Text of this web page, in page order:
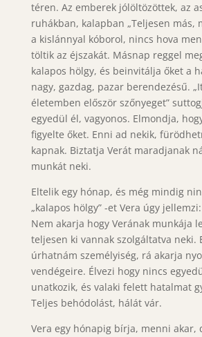
téren. Az emberek jólöltözöttek, az
ruhákban, kalapban „Teljesen más,
a kislánnyal kóborol, nincs hova
töltik az éjszakát. Másnap reggel
kalapos hölgy, és beinvitálja őket a
nagy, gazdag, pazar berendezésű.
életemben először szőnyeget”
egyedül él, vagyonos. Elmondja,
figyelte őket. Enni ad nekik,
kapnak. Biztatja Verát maradjanak
munkát neki.
Eltelik egy hónap, és még mindig
„kalapos hölgy” -et Vera úgy
Nem akarja hogy Verának munkája
teljesen ki vannak szolgáltatva neki.
úrhatnám személyiség, rá akarja
vendégeire. Élvezi hogy nincs
unatkozik, és valaki felett hatalmat
Teljes behódolást, hálát vár.
Vera egy hónapig bírja, menni akar,